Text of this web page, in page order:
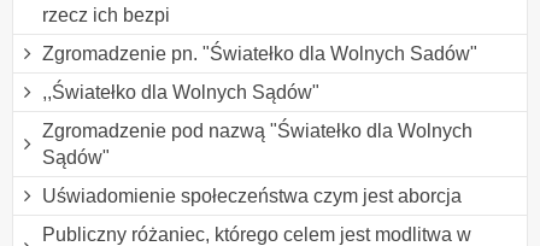
rzecz ich bezpi
Zgromadzenie pn. "Światełko dla Wolnych Sadów"
,,Światełko dla Wolnych Sądów"
Zgromadzenie pod nazwą "Światełko dla Wolnych
Sądów"
Uświadomienie społeczeństwa czym jest aborcja
Publiczny różaniec, którego celem jest modlitwa w